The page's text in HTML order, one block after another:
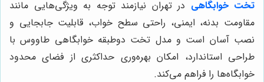
تخت خوابگاهی در تهران نیازمند توجه به ویژگی‌هایی مانند
مقاومت بدنه، ایمنی، راحتی سطح خواب، قابلیت جابجایی و
نصب آسان است و مدل تخت دوطبقه خوابگاهی طاووس با
طراحی استاندارد، امکان بهره‌وری حداکثری از فضای محدود
خوابگاه‌ها را فراهم می‌کند.